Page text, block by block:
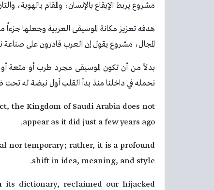
مشروع يربط الإيقاع بالإنسان، والمقام بالهوية،
هدفه تعزيز مكانة الموسيقى العربية وجعلها جزءاً
المجال، مشروع يقول إن العرب قادرون على
بدلاً من أن تكون الموسيقى مجرد طرب أو متعة
نحمله في داخلنا منذ بدأ القلب أول نبضة له تحت
the Kingdom of Saudi Arabia does not
appear as it did just a few years ago.
nor temporary; rather, it is a profound
shift in idea, meaning, and style.
its dictionary, reclaimed our hijacked